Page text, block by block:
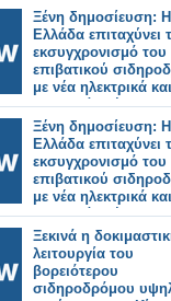
Ξένη δημοσίευση: Η
Ελλάδα επιταχύνει
εκσυγχρονισμό του
επιβατικού
με νέα ηλεκτρικά και
υβριδικά τρένα.
Ξένη δημοσίευση: Η
Ελλάδα επιταχύνει
εκσυγχρονισμό του
επιβατικού
με νέα ηλεκτρικά και
υβριδικά τρένα.
Ξεκινά η
λειτουργία του
βορειότερου
σιδηροδρόμου